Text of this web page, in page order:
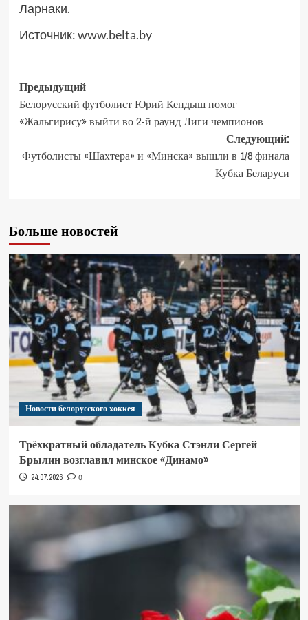
Ларнаки.
Источник:www.belta.by
Предыдущий
Белорусский футболист Юрий Кендыш помог
«Жальгирису» выйти во 2-й раунд Лиги чемпионов
Следующий:
Футболисты «Шахтера» и «Минска» вышли в 1/8 финала
Кубка Беларуси
Больше новостей
Новости белорусского хоккея
Трёхкратный обладатель Кубка Стэнли Сергей
Брылин возглавил минское «Динамо»
24.07.2026 0